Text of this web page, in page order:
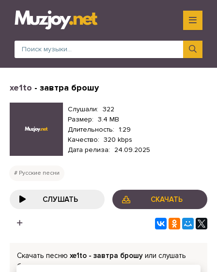
xe1to - завтра брошу
Слушали: 322
Размер: 3.4 MB
Длительность: 1:29
Качество: 320 kbps
Дата релиза:
24.09.2025
Русские песни
СЛУШАТЬ СКАЧАТЬ
Скачать песню xe1to - завтра брошу или слушать
бесплатно